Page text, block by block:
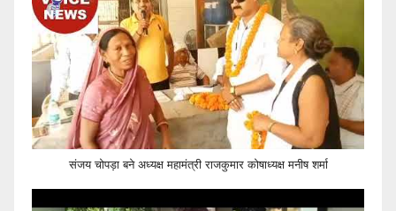
संजय चोपड़ा बने अध्यक्ष महामंत्री राजकुमार कोषाध्यक्ष मनीष शर्मा